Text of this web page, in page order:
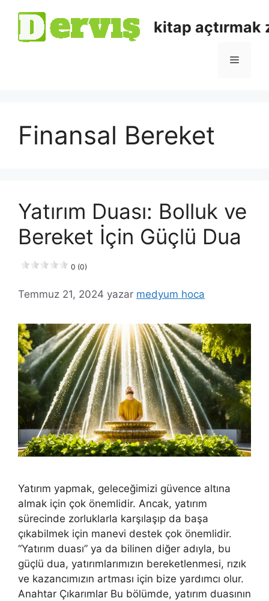
kitap açtırmak
Finansal Bereket
Yatırım Duası: Bolluk ve
Bereket İçin Güçlü Dua
0 (0)
Temmuz 21, 2024 yazar medyum hoca
Yatırım yapmak, geleceğimizi güvence altına
almak için çok önemlidir. Ancak, yatırım
sürecinde zorluklarla karşılaşıp da başa
çıkabilmek için manevi destek çok önemlidir.
“Yatırım duası” ya da bilinen diğer adıyla, bu
güçlü dua, yatırımlarımızın bereketlenmesi, rızık
ve kazancımızın artması için bize yardımcı olur.
Anahtar Çıkarımlar Bu bölümde, yatırım duasının